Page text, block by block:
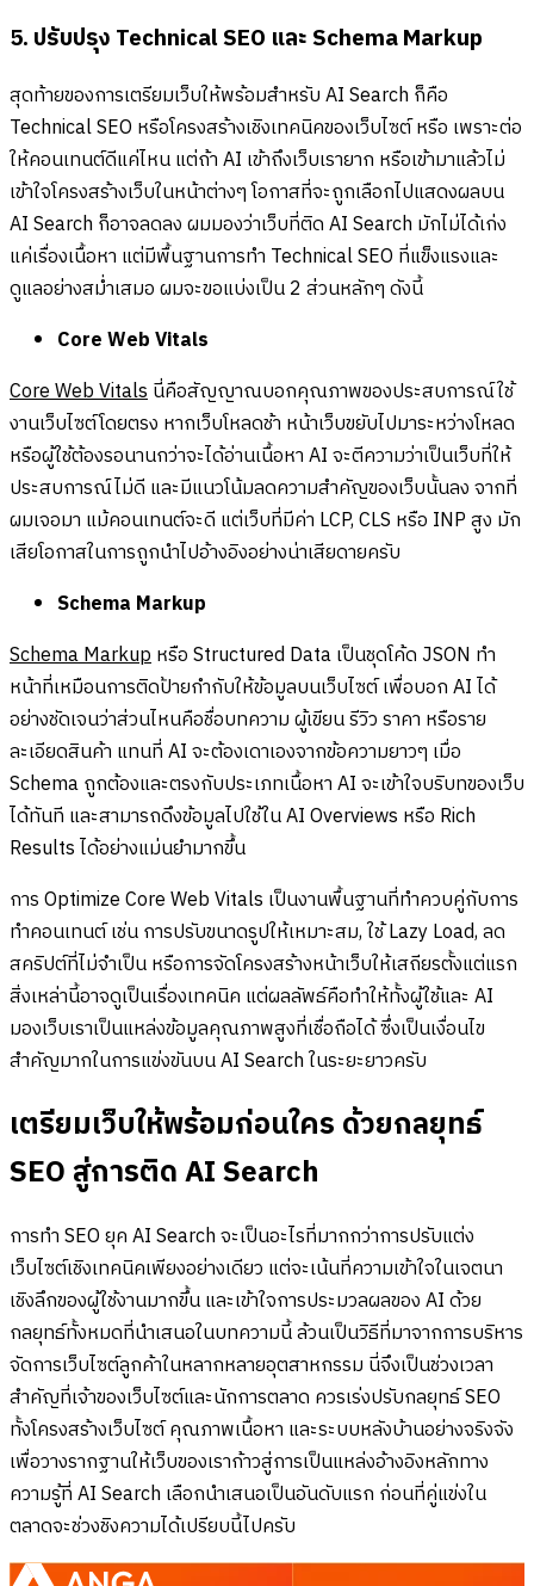
5. ปรับปรุง Technical SEO และ Schema Markup
สุดท้ายของการเตรียมเว็บให้พร้อมสำหรับ AI Search ก็คือ
Technical SEO หรือโครงสร้างเชิงเทคนิคของเว็บไซต์ หรือ เพราะต่อ
ให้คอนเทนต์ดีแค่ไหน แต่ถ้า AI เข้าถึงเว็บเรายาก หรือเข้ามาแล้วไม่
เข้าใจโครงสร้างเว็บในหน้าต่างๆ โอกาสที่จะถูกเลือกไปแสดงผลบน
AI Search ก็อาจลดลง ผมมองว่าเว็บที่ติด AI Search มักไม่ได้เก่ง
แค่เรื่องเนื้อหา แต่มีพื้นฐานการทำ Technical SEO ที่แข็งแรงและ
ดูแลอย่างสม่ำเสมอ ผมจะขอแบ่งเป็น 2 ส่วนหลักๆ ดังนี้
Core Web Vitals
Core Web Vitalsนี่คือสัญญาณบอกคุณภาพของประสบการณ์ใช้
งานเว็บไซต์โดยตรง หากเว็บโหลดช้า หน้าเว็บขยับไปมาระหว่างโหลด
หรือผู้ใช้ต้องรอนานกว่าจะได้อ่านเนื้อหา AI จะตีความว่าเป็นเว็บที่ให้
ประสบการณ์ไม่ดี และมีแนวโน้มลดความสำคัญของเว็บนั้นลง จากที่
ผมเจอมา แม้คอนเทนต์จะดี แต่เว็บที่มีค่า LCP, CLS หรือ INP สูง มัก
เสียโอกาสในการถูกนำไปอ้างอิงอย่างน่าเสียดายครับ
Schema Markup
Schema Markupหรือ Structured Data เป็นชุดโค้ด JSON ทำ
หน้าที่เหมือนการติดป้ายกำกับให้ข้อมูลบนเว็บไซต์ เพื่อบอก AI ได้
อย่างชัดเจนว่าส่วนไหนคือชื่อบทความ ผู้เขียน รีวิว ราคา หรือราย
ละเอียดสินค้า แทนที่ AI จะต้องเดาเองจากข้อความยาวๆ เมื่อ
Schema ถูกต้องและตรงกับประเภทเนื้อหา AI จะเข้าใจบริบทของเว็บ
ได้ทันที และสามารถดึงข้อมูลไปใช้ใน AI Overviews หรือ Rich
Results ได้อย่างแม่นยำมากขึ้น
การ Optimize Core Web Vitals เป็นงานพื้นฐานที่ทำควบคู่กับการ
ทำคอนเทนต์ เช่น การปรับขนาดรูปให้เหมาะสม, ใช้ Lazy Load, ลด
สคริปต์ที่ไม่จำเป็น หรือการจัดโครงสร้างหน้าเว็บให้เสถียรตั้งแต่แรก
สิ่งเหล่านี้อาจดูเป็นเรื่องเทคนิค แต่ผลลัพธ์คือทำให้ทั้งผู้ใช้และ AI
มองเว็บเราเป็นแหล่งข้อมูลคุณภาพสูงที่เชื่อถือได้ ซึ่งเป็นเงื่อนไข
สำคัญมากในการแข่งขันบน AI Search ในระยะยาวครับ
เตรียมเว็บให้พร้อมก่อนใคร ด้วยกลยุทธ์
SEO สู่การติด AI Search
การทำ SEO ยุค AI Search จะเป็นอะไรที่มากกว่าการปรับแต่ง
เว็บไซต์เชิงเทคนิคเพียงอย่างเดียว แต่จะเน้นที่ความเข้าใจในเจตนา
เชิงลึกของผู้ใช้งานมากขึ้น และเข้าใจการประมวลผลของ AI ด้วย
กลยุทธ์ทั้งหมดที่นำเสนอในบทความนี้ ล้วนเป็นวิธีที่มาจากการบริหาร
จัดการเว็บไซต์ลูกค้าในหลากหลายอุตสาหกรรม นี่จึงเป็นช่วงเวลา
สำคัญที่เจ้าของเว็บไซต์และนักการตลาด ควรเร่งปรับกลยุทธ์ SEO
ทั้งโครงสร้างเว็บไซต์ คุณภาพเนื้อหา และระบบหลังบ้านอย่างจริงจัง
เพื่อวางรากฐานให้เว็บของเราก้าวสู่การเป็นแหล่งอ้างอิงหลักทาง
ความรู้ที่ AI Search เลือกนำเสนอเป็นอันดับแรก ก่อนที่คู่แข่งใน
ตลาดจะช่วงชิงความได้เปรียบนี้ไปครับ